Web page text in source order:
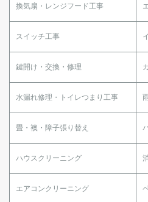
換気扇・レンジフード工事
スイッチ工事
鍵開け・交換・修理
水漏れ修理・トイレつまり工事
畳・襖・障子張り替え
ハウスクリーニング
エアコンクリーニング